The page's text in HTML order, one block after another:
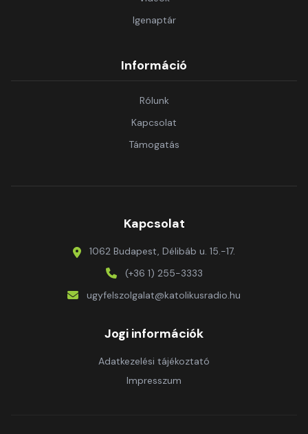
Igenaptár
Információ
Rólunk
Kapcsolat
Támogatás
Kapcsolat
1062 Budapest, Délibáb u. 15.-17.
(+36 1) 255-3333
ugyfelszolgalat@katolikusradio.hu
Jogi információk
Adatkezelési tájékoztató
Impresszum